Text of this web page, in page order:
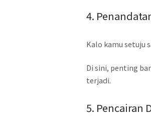
4.
Kalo kamu setuju
Di sini, penting
terjadi.
5. Pencairan